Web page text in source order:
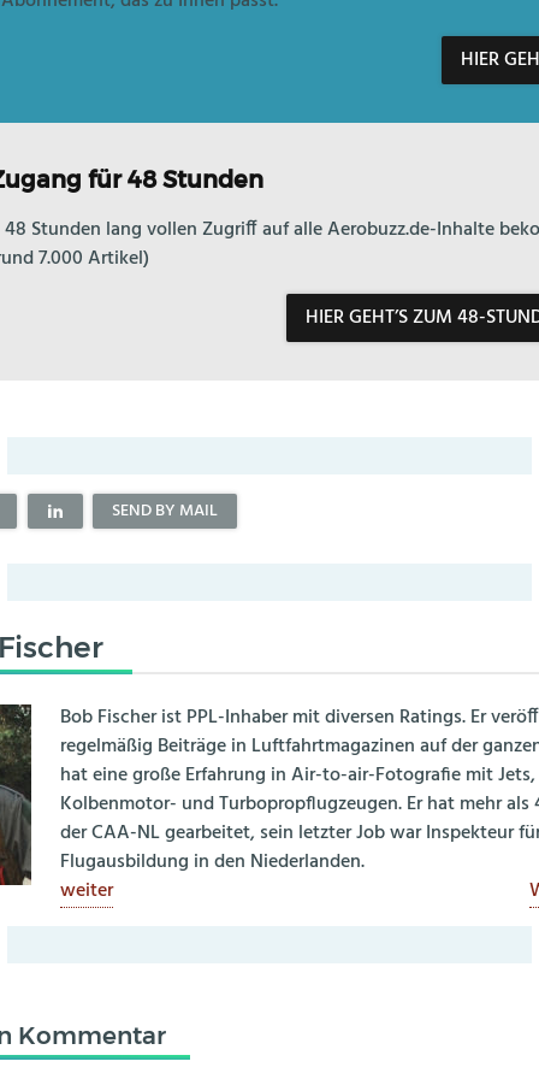
HIER
für 48 Stunden
Stunden lang vollen Zugriff auf alle Aerobuzz.de-Inhalte
7.000 Artikel)
HIER GEHT’S ZUM 48-
SEND BY MAIL
Bob Fischer ist PPL-Inhaber mit diversen Ratings. Er
regelmäßig Beiträge in Luftfahrtmagazinen auf der
hat eine große Erfahrung in Air-to-air-Fotografie mit Jets,
Kolbenmotor- und Turbopropflugzeugen. Er hat mehr als
der CAA-NL gearbeitet, sein letzter Job war Inspekteur
Flugausbildung in den Niederlanden.
weiter
Kommentar